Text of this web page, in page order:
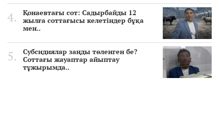
Қонаевтағы сот: Садырбайды 12
жылға соттағысы келетіндер бұқа
мен..
Субсидиялар заңды төленген бе?
Соттағы жауаптар айыптау
тұжырымда..